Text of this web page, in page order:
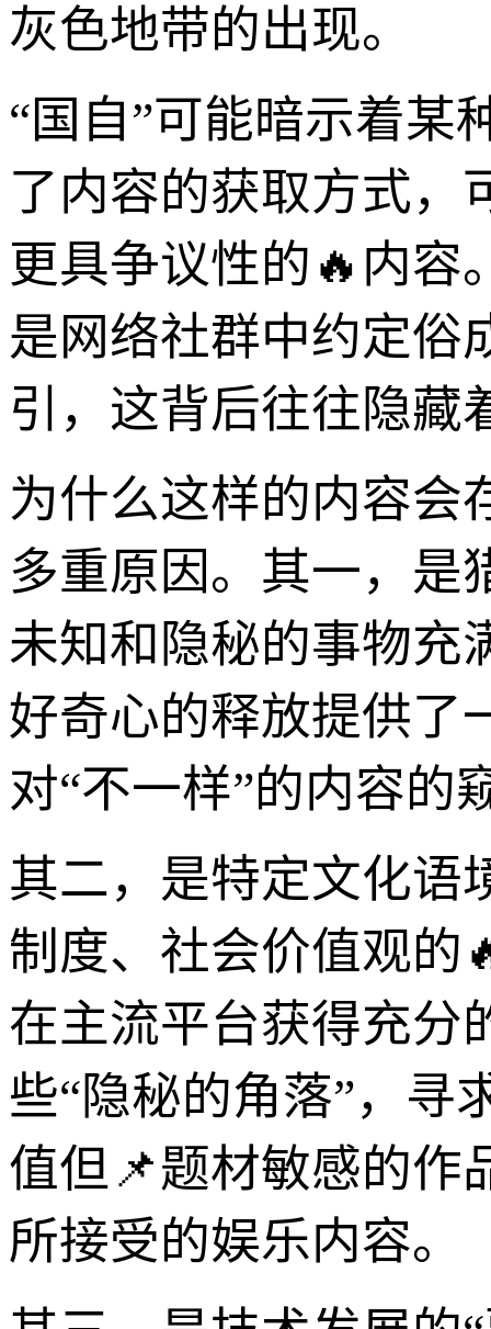
灰色地带的出现。
“国自”可能暗示着某
了内容的获取方式，
更具争议性的🔥内容
是网络社群中约定俗
引，这背后往往隐藏
为什么这样的内容会
多重原因。其一，是
未知和隐秘的事物充
好奇心的释放提供了
对“不一样”的内容的
其二，是特定文化语
制度、社会价值观的
在主流平台获得充分
些“隐秘的角落”，寻
值但📌题材敏感的作
所接受的娱乐内容。